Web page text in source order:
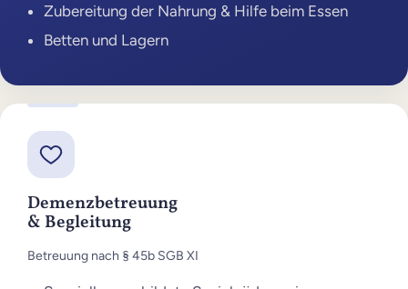
Zubereitung der Nahrung & Hilfe beim Essen
Betten und Lagern
Demenzbetreuung
& Begleitung
Betreuung nach § 45b SGB XI